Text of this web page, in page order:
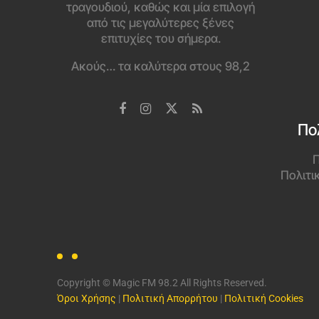
τραγουδιού, καθώς και μία επιλογή
από τις μεγαλύτερες ξένες
επιτυχίες του σήμερα.
Ακούς… τα καλύτερα στους 98,2
Copyright © Magic FM 98.2 All Rights Reserved.
Όροι Χρήσης | Πολιτική Απορρήτου | Πολιτική Cookies